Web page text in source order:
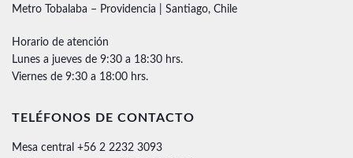
Metro Tobalaba – Providencia | Santiago, Chile
Horario de atención
Lunes a jueves de 9:30 a 18:30 hrs.
Viernes de 9:30 a 18:00 hrs.
TELÉFONOS DE CONTACTO
Mesa central +56 2 2232 3093